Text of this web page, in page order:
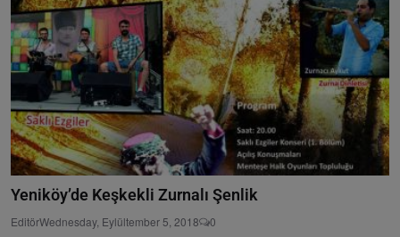
Yeniköy’de Keşkekli Zurnalı Şenlik
EditörWednesday, Eylültember 5, 2018 0